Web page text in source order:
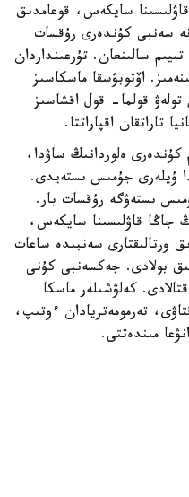
سايكەس، قوعامدىق
سەنبى كۇندەرى رۇقسات
سالىنعان. تۇرعىنداردان
اۆتوبۋسقا ماسكاسىز
تولەۋ قولما- قول اقشاسىز
تاراتقان اقپاراتتا.
ەلوردانىڭ ساۋدا،
ۇيلەرى جۇمىس ىستەيدى.
ىستەۋگە رۇقسات بار.
جاڭا قاۋلىسىنا سايكەس،
ورتالىقتارى سەنبىدە ساعات
دەيىن اشىق بولادى. جەكسەنبى كۇنى
كەلۋشىلەر ماسكا
تەرمومەتريادان ءوتىپ،
مىندەتتى.